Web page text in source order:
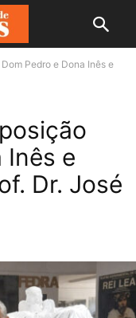
Pedro e Dona Inês e
Inês e
Dr. José